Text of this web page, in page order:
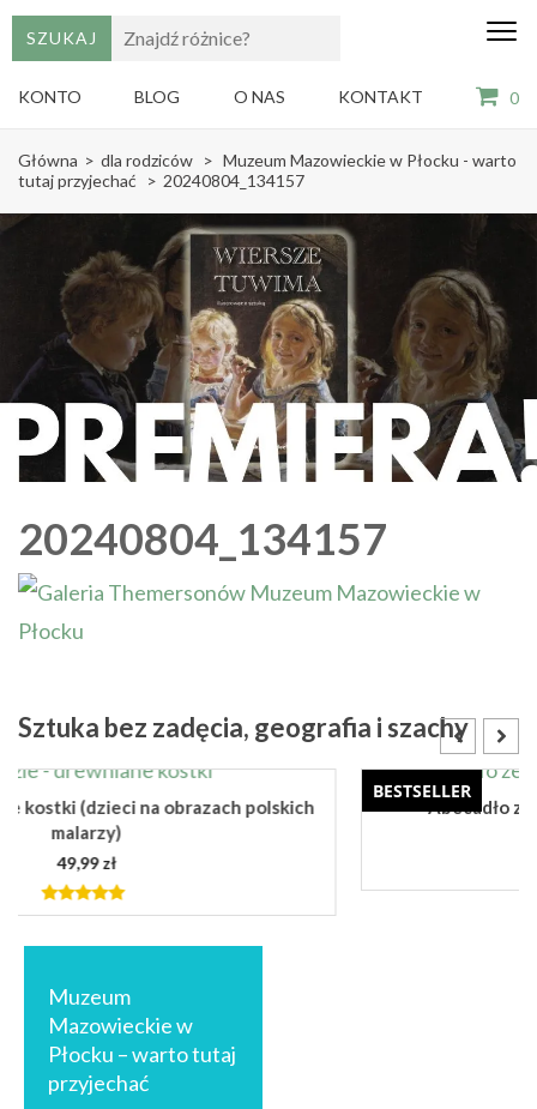
KONTO BLOG O NAS KONTAKT 0
to
(Press
Gry,
i
książki
dla
Główna > dla rodziców > Muzeum Mazowieckie w Płocku - warto
tutaj przyjechać
> 20240804_134157
20240804_134157
Sztuka bez zadęcia, geografia i szachy
Abecadło ze sztuką – kartonowa książeczka
of 5
DODAJ DO KOSZYKA
Nawigacja
wpisu
Muzeum
Mazowieckie w
Płocku – warto tutaj
przyjechać